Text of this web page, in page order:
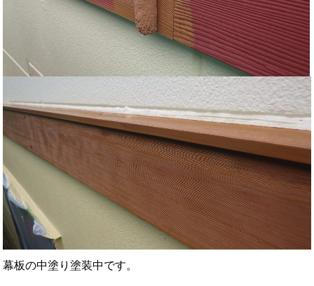
幕板の中塗り塗装中です。